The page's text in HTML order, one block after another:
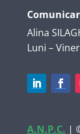
Alina
Luni –
A.N.P.C. |